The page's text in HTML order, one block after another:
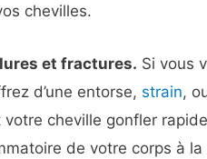
chevilles.
et fractures. Si vous
d’une entorse, strain,
cheville gonfler
de votre corps à la